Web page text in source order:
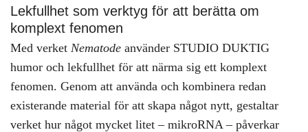
Lekfullhet som verktyg för att berätta om
komplext fenomen
Med verket Nematode använder STUDIO DUKTIG
humor och lekfullhet för att närma sig ett komplext
fenomen. Genom att använda och kombinera redan
existerande material för att skapa något nytt, gestaltar
verket hur något mycket litet – mikroRNA – påverkar